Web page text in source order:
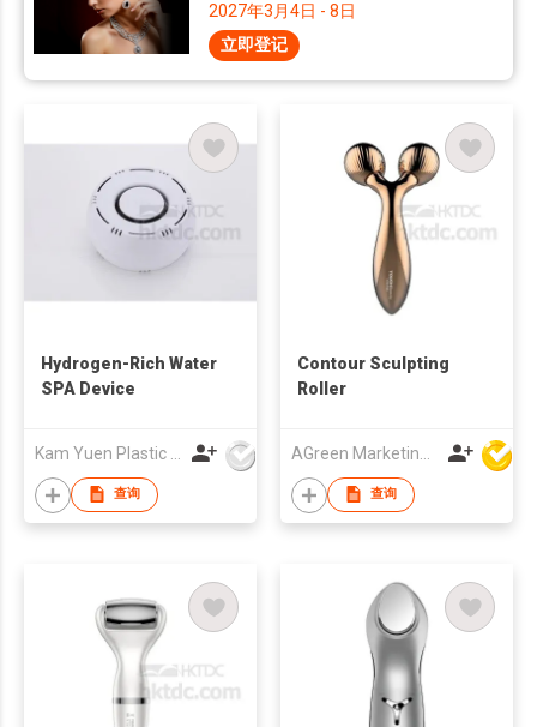
2027年3月4日 - 8日
立即登记
Hydrogen-Rich Water
SPA Device
查询
Contour Sculpting
Roller
查询